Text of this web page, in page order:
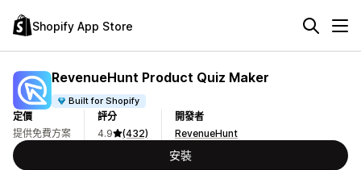
Shopify App Store
RevenueHunt Product Quiz Maker
Built for Shopify
定價
提供免費方案
評分
4.9
(432)
開發者
RevenueHunt
安裝